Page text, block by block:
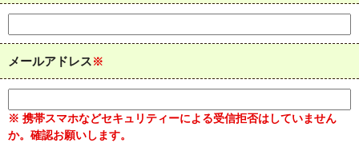
メールアドレス※
※ 携帯スマホなどセキュリティーによる受信拒否はしていません
か。確認お願いします。